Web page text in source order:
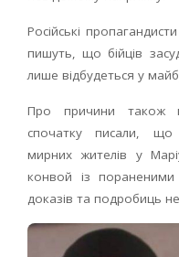
Російські
пишуть, що бійців
лише відбудеться у
Про причини також
спочатку писали, що
мирних жителів у
конвой із
доказів та подробиць